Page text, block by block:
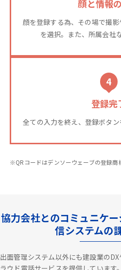
顔と情報
顔を登録する為、その場で撮
を選択。また、所属会社
4
登録完
全ての入力を終え、登録ボタン
※QRコードはデンソーウェーブの登録商
協力会社とのコミュニケ
信システムの
出面管理システム以外にも建設業の
ラウド電話サービスを提供しています。